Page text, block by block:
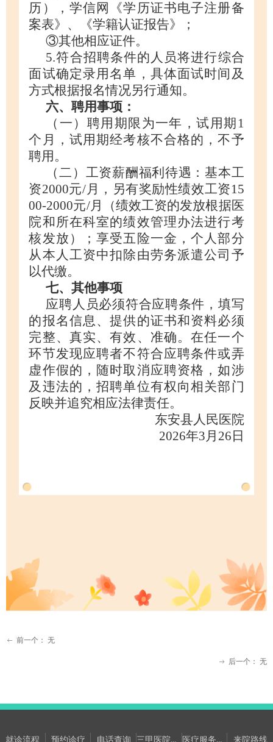
历），学信网《学历证书电子注册备
案表》 、
《学籍认证报告》；
③其他相应证件。
5.符合招聘条件的人员将进行综合
面试确定录用名单，具体面试时间及
方式根据报名情况另行通知。
六、聘用事项：
（一）聘用期限为一年，试用期 1
个月，试用期经考核不合格的，不予
聘用。
（二）工资薪酬福利待遇：基本工
资2000元/月，另有奖励性绩效工资15
00-2000元/月（绩效工资的发放根据医
院和所在科室的绩效管理办法进行考
核发放）；享受五险一金，个人部分
从本人工资中扣除由劳务派遣公司予
以代缴。
七、其他事项
应聘人员必须符合应聘条件，填写
的报名信息、提供的证书和资料必须
完整、真实、有效、准确。在任一个
环节发现应聘者不符合应聘条件或弄
虚作假的，随时取消应聘资格，如涉
及违法的，招聘单位有权向相关部门
反映并追究相应法律责任。
东安县人民医院
2026年3月26日
ꂃ 前一个： 无
ꁹ 后一个： 无
就诊流程 预约诊疗 电话查询 三甲医院专家坐诊信息 医疗服务提升年网络意见箱 来院路线